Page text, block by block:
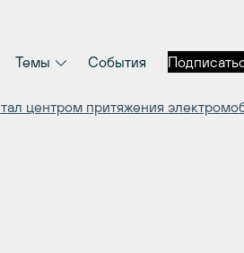
Темы События
центром притяжения